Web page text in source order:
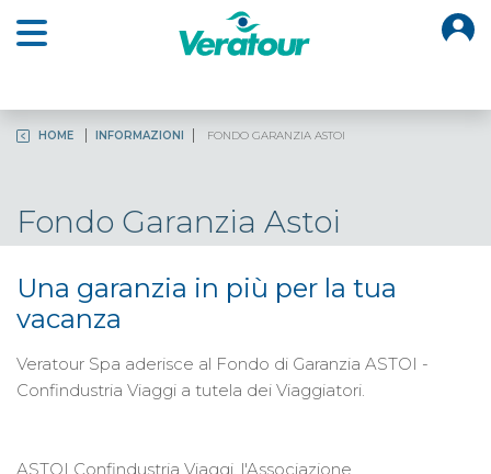
HOME INFORMAZIONI FONDO GARANZIA ASTOI
Fondo Garanzia Astoi
Una garanzia in più per la tua
vacanza
Veratour Spa aderisce al Fondo di Garanzia ASTOI -
Confindustria Viaggi a tutela dei Viaggiatori.
ASTOI Confindustria Viaggi, l'Associazione